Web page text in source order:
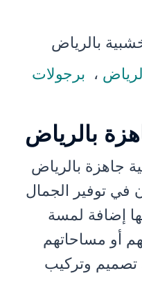
بالرياض
، برجولات
بالرياض
جاهزة بالرياض
في توفير الجمال
إضافة لمسة
أو مساحاتهم
تصميم وتركيب